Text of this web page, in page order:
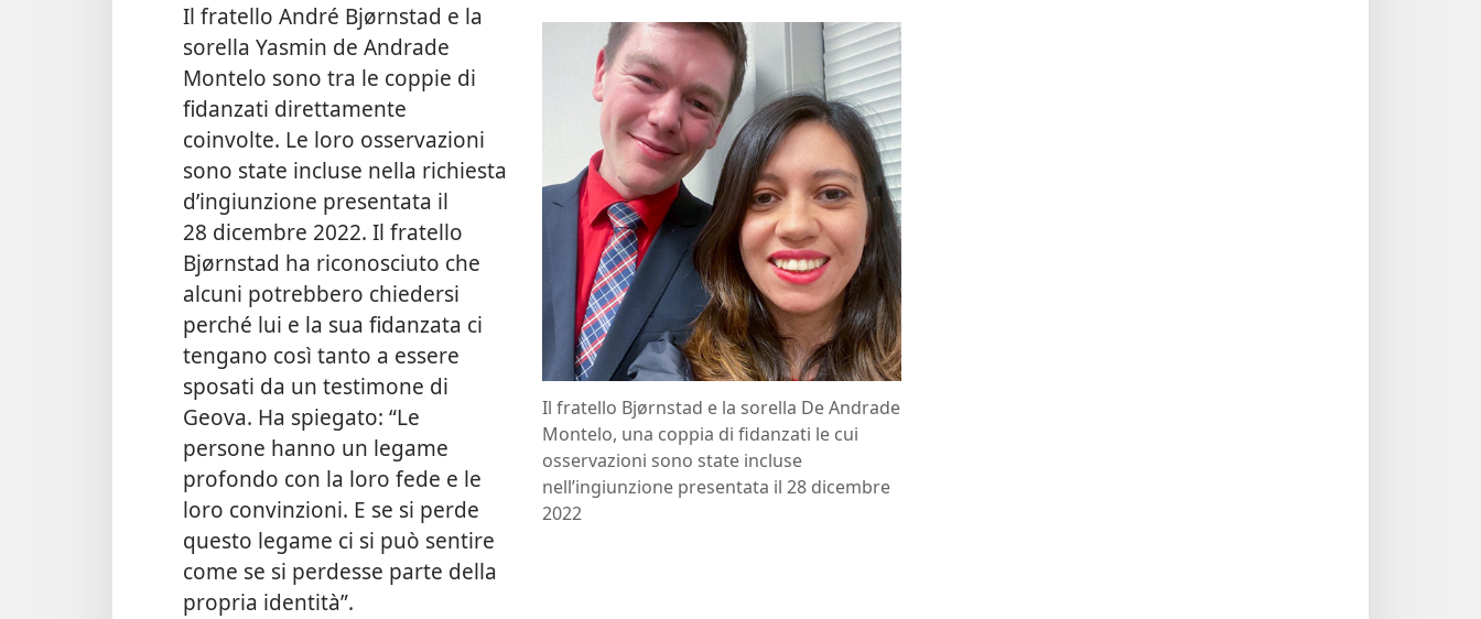
Il fratello Bjørnstad e la sorella De Andrade
Montelo, una coppia di fidanzati le cui
osservazioni sono state incluse
nell’ingiunzione presentata il 28 dicembre
2022
Il fratello André Bjørnstad e la
sorella Yasmin de Andrade
Montelo sono tra le coppie di
fidanzati direttamente
coinvolte. Le loro osservazioni
sono state incluse nella richiesta
d’ingiunzione presentata il
28 dicembre 2022. Il fratello
Bjørnstad ha riconosciuto che
alcuni potrebbero chiedersi
perché lui e la sua fidanzata ci
tengano così tanto a essere
sposati da un testimone di
Geova. Ha spiegato: “Le
persone hanno un legame
profondo con la loro fede e le
loro convinzioni. E se si perde
questo legame ci si può sentire
come se si perdesse parte della
propria identità”.